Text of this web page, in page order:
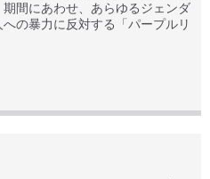
間にあわせ、あらゆるジェンダ
の暴力に反対する「パープルリ